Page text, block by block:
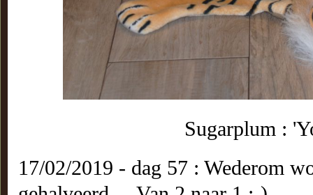
Sugarplum :
17/02/2019 - dag 57 : Wederom